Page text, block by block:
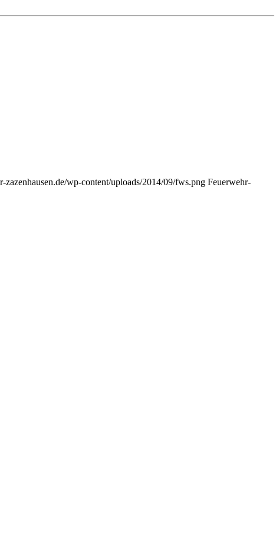
zazenhausen.de/wp-content/uploads/2014/09/fws.png Feuerwehr-